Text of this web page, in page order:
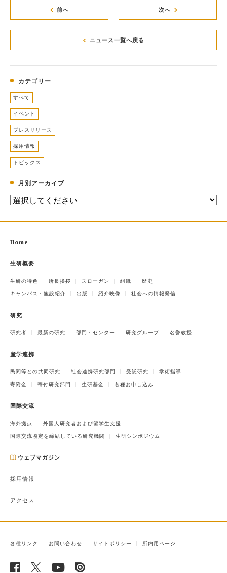
前へ 次へ
ニュース一覧へ戻る
カテゴリー
すべて
イベント
プレスリリース
採用情報
トピックス
月別アーカイブ
Home
生研概要
生研の特色 所長挨拶 スローガン 組織 歴史
キャンパス・施設紹介 出版 紹介映像 社会への情報発信
研究
研究者 最新の研究 部門・センター 研究グループ 名誉教授
産学連携
民間等との共同研究 社会連携研究部門 受託研究 学術指導
寄附金 寄付研究部門 生研基金 各種お申し込み
国際交流
海外拠点 外国人研究者および留学生支援
国際交流協定を締結している研究機関 生研シンポジウム
ウェブマガジン
採用情報
アクセス
各種リンク お問い合わせ サイトポリシー 所内用ページ